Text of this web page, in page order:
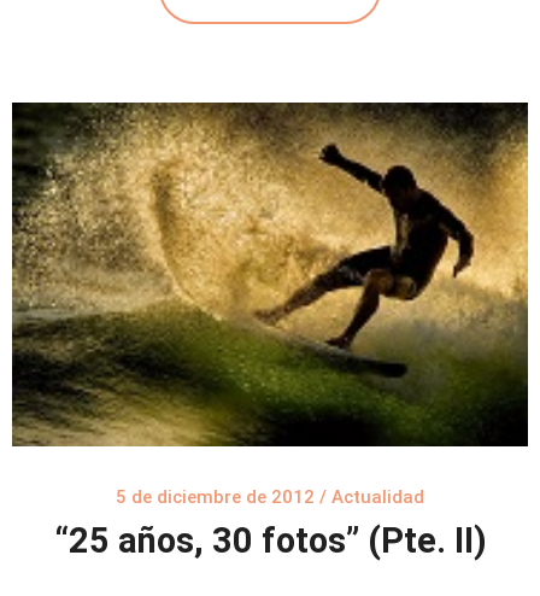
5 de diciembre de 2012 / Actualidad
“25 años, 30 fotos” (Pte. II)